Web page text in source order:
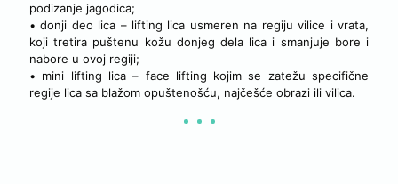
podizanje jagodica;
• donji deo lica – lifting lica usmeren na regiju vilice i vrata,
koji tretira puštenu kožu donjeg dela lica i smanjuje bore i
nabore u ovoj regiji;
• mini lifting lica – face lifting kojim se zatežu specifične
regije lica sa blažom opuštenošću, najčešće obrazi ili vilica.